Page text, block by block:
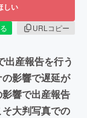
しい
URLコピー
出産報告を行う
影響で遅延が
響で出産報告
大判写真での